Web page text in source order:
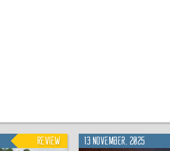
Review 13 november, 2025